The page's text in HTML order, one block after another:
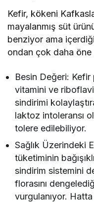
Kefir, kökeni
mayalanmış süt
benziyor ama
ondan çok daha öne
Besin Değeri: Kefir
vitamini ve
sindirimi
laktoz intoleransı
tolere edilebiliyor.
Sağlık Üzerindeki
tüketiminin
sindirim sistemini
florasını
vurgulanıyor.